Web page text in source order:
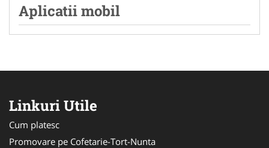
Aplicatii mobil
Linkuri Utile
Cum platesc
Promovare pe Cofetarie-Tort-Nunta